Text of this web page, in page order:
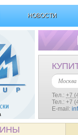
НОВОСТИ
Москва
Тел.: +7
Тел.: +7
E-mail: